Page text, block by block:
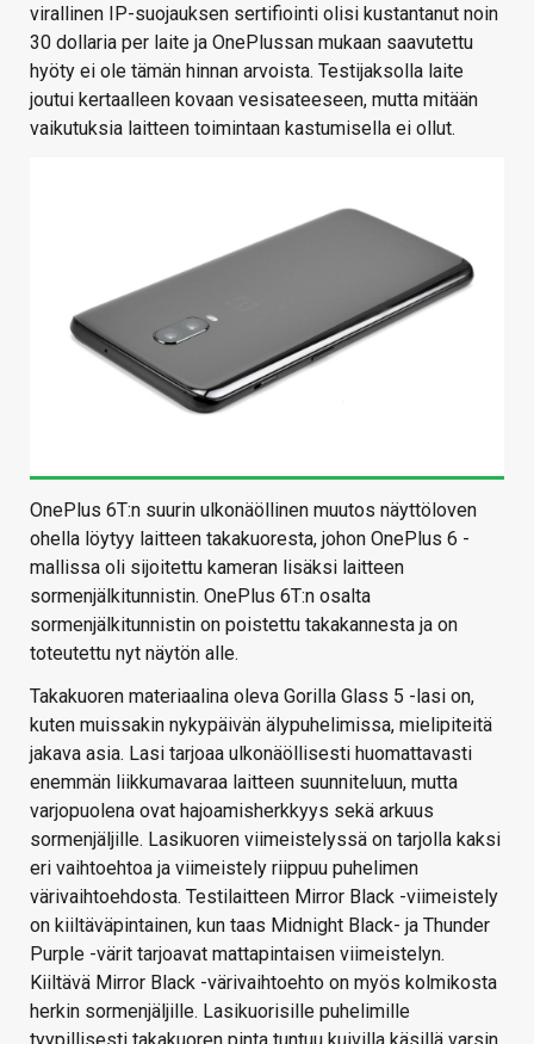
virallinen IP-suojauksen sertifiointi olisi kustantanut noin
30 dollaria per laite ja OnePlussan mukaan saavutettu
hyöty ei ole tämän hinnan arvoista. Testijaksolla laite
joutui kertaalleen kovaan vesisateeseen, mutta mitään
vaikutuksia laitteen toimintaan kastumisella ei ollut.
OnePlus 6T:n suurin ulkonäöllinen muutos näyttöloven
ohella löytyy laitteen takakuoresta, johon OnePlus 6 -
mallissa oli sijoitettu kameran lisäksi laitteen
sormenjälkitunnistin. OnePlus 6T:n osalta
sormenjälkitunnistin on poistettu takakannesta ja on
toteutettu nyt näytön alle.
Takakuoren materiaalina oleva Gorilla Glass 5 -lasi on,
kuten muissakin nykypäivän älypuhelimissa, mielipiteitä
jakava asia. Lasi tarjoaa ulkonäöllisesti huomattavasti
enemmän liikkumavaraa laitteen suunniteluun, mutta
varjopuolena ovat hajoamisherkkyys sekä arkuus
sormenjäljille. Lasikuoren viimeistelyssä on tarjolla kaksi
eri vaihtoehtoa ja viimeistely riippuu puhelimen
värivaihtoehdosta. Testilaitteen Mirror Black -viimeistely
on kiiltäväpintainen, kun taas Midnight Black- ja Thunder
Purple -värit tarjoavat mattapintaisen viimeistelyn.
Kiiltävä Mirror Black -värivaihtoehto on myös kolmikosta
herkin sormenjäljille. Lasikuorisille puhelimille